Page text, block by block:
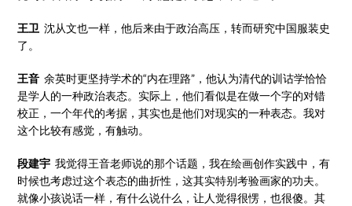
王卫 沈从文也一样，他后来由于政治高压，转而研究中国服装史
了。
王音 余英时更坚持学术的“内在理路”，他认为清代的训诂学恰恰
是学人的一种政治表态。实际上，他们看似是在做一个字的对错
校正，一个年代的考据，其实也是他们对现实的一种表态。我对
这个比较有感觉，有触动。
段建宇 我觉得王音老师说的那个话题，我在绘画创作实践中，有
时候也考虑过这个表态的曲折性，这其实特别考验画家的功夫。
就像小孩说话一样，有什么说什么，让人觉得很愣，也很傻。其